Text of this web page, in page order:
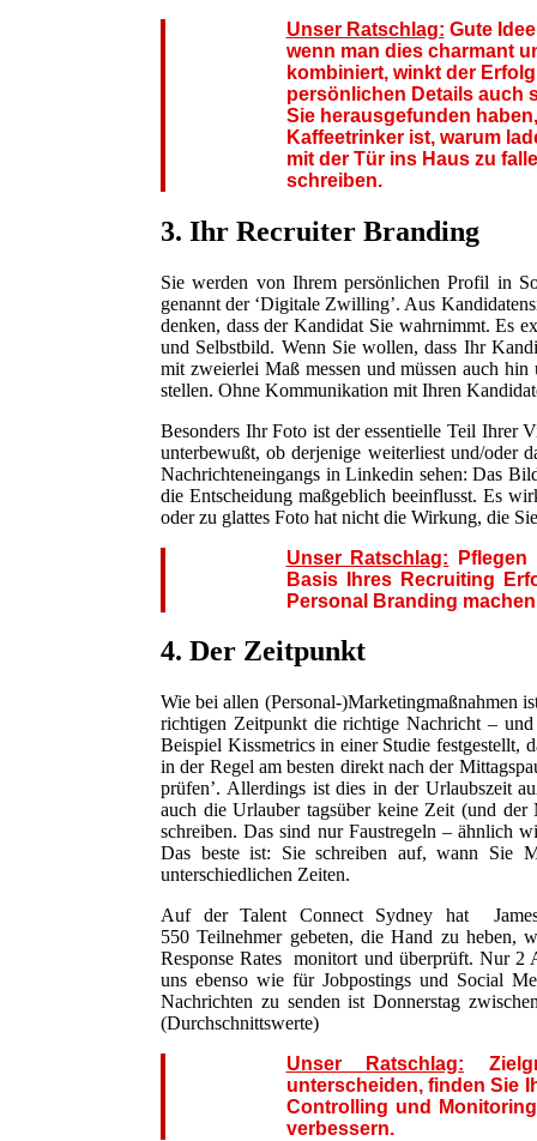
Unser Ratschlag: Gute
wenn man dies charmant
kombiniert, winkt der
persönlichen Details auch
Sie herausgefunden
Kaffeetrinker ist, warum
mit der Tür ins Haus zu
schreiben.
3. Ihr Recruiter Branding
Sie werden von Ihrem persönlichen Profil in
genannt der ‘Digitale Zwilling’. Aus
denken, dass der Kandidat Sie wahrnimmt. Es
und Selbstbild. Wenn Sie wollen, dass Ihr
mit zweierlei Maß messen und müssen auch
stellen. Ohne Kommunikation mit Ihren
Besonders Ihr Foto ist der essentielle Teil Ihrer
unterbewußt, ob derjenige weiterliest und/oder
Nachrichteneingangs in Linkedin sehen: Das
die Entscheidung maßgeblich beeinflusst. Es
oder zu glattes Foto hat nicht die Wirkung, die
Unser Ratschlag:
Basis Ihres Recruiting
Personal Branding
4. Der Zeitpunkt
Wie bei allen (Personal-)Marketingmaßnahmen
richtigen Zeitpunkt die richtige Nachricht – und
Beispiel Kissmetrics in einer Studie festgestellt,
in der Regel am besten direkt nach der
prüfen’. Allerdings ist dies in der Urlaubszeit
auch die Urlauber tagsüber keine Zeit (und
schreiben. Das sind nur Faustregeln – ähnlich
Das beste ist: Sie schreiben auf, wann Sie
unterschiedlichen Zeiten.
Auf der Talent Connect Sydney hat
550 Teilnehmer gebeten, die Hand zu heben,
Response Rates monitort und überprüft. Nur 2
uns ebenso wie für Jobpostings und Social
Nachrichten zu senden ist Donnerstag
(Durchschnittswerte)
Unser Ratschlag:
unterscheiden, finden Sie
Controlling und
verbessern.